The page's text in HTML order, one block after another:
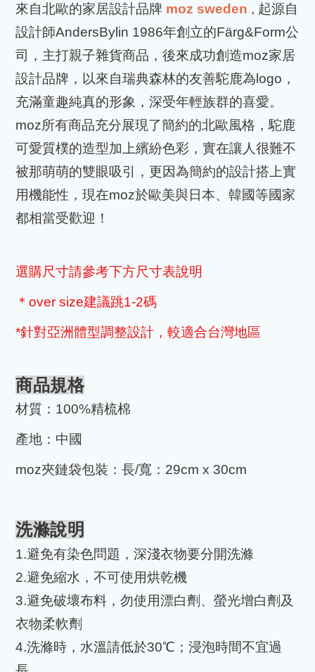
來自北歐的家居設計品牌 moz sweden , 起源自
設計師AndersBylin 1986年創立的Färg&Form公
司，主打親子雜貨商品，後來成功創造moz家居
設計品牌，以來自瑞典森林的友善駝鹿為 logo ，
充滿童趣純真的形象，深受年輕族群的喜愛。
moz所有商品充分展現了簡約的北歐風格，駝鹿
可愛質樸的造型加上繽紛色彩，實在讓人很難不
被那萌萌的雙眼吸引，更因為簡約的設計搭上實
用機能性，現在moz於歐美與日本、韓國等國家
都相當受歡迎！
選購尺寸請參考下方尺寸表說明
＊ over size建議跳1-2碼
*針對亞洲體型調整設計，較適合台灣地區
商品規格
材質： 100%精梳棉
產地：中國
moz夾鏈袋包裝：長/寬： 29cm x 30cm
洗滌說明
1.避免有染色問題，深淺衣物要分開洗滌
2.避免縮水，不可使用烘乾機
3.避免破壞布料，勿使用漂白劑、螢光增白劑及
衣物柔軟劑
4.洗滌時，水溫請低於30℃ ；浸泡時間不宜過